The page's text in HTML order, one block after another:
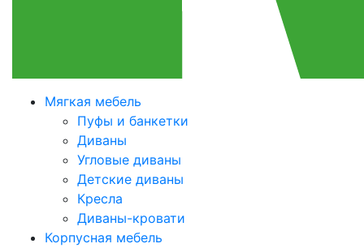
Мягкая мебель
Пуфы и банкетки
Диваны
Угловые диваны
Детские диваны
Кресла
Диваны-кровати
Корпусная мебель